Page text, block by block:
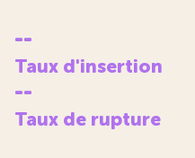
--
Taux d'insertion
--
Taux de rupture